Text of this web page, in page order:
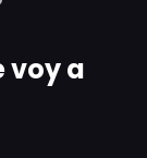
voy a